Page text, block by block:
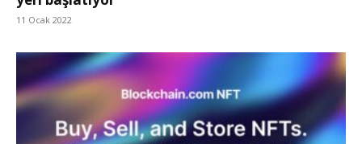
11 Ocak 2022